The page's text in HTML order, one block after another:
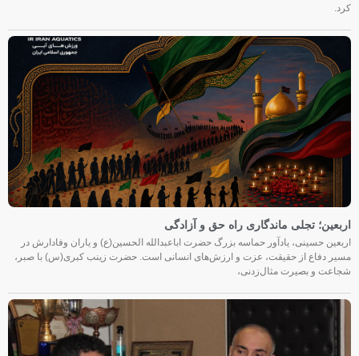
کرد.
اربعین؛ تجلی ماندگاری راه حق و آزادگی
اربعین حسینی، یادآور حماسه بزرگ حضرت اباعبدالله الحسین(ع) و یاران وفادارش در
مسیر دفاع از حقیقت، عزت و ارزش‌های انسانی است. حضرت زینب کبری(س) با صبر،
شجاعت و بصیرت مثال‌زدنی،